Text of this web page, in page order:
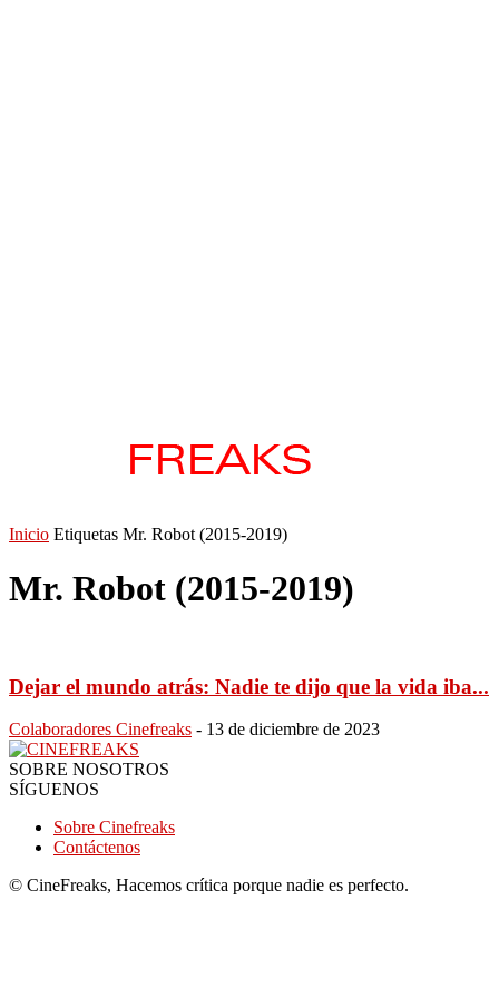
Inicio Etiquetas Mr. Robot (2015-2019)
Mr. Robot (2015-2019)
Dejar el mundo atrás: Nadie te dijo que la vida iba...
Colaboradores Cinefreaks - 13 de diciembre de 2023
SOBRE NOSOTROS
SÍGUENOS
Sobre Cinefreaks
Contáctenos
© CineFreaks, Hacemos crítica porque nadie es perfecto.